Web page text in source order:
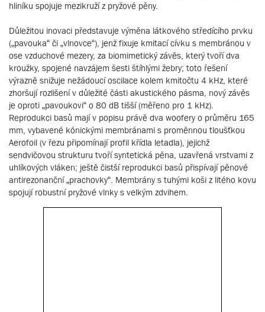
hliníku spojuje mezikruží z pryžové pěny.
Důležitou inovaci představuje výměna látkového středícího prvku
(„pavouka“ či „vlnovce“), jenž fixuje kmitací cívku s membránou v
ose vzduchové mezery, za biomimetický závěs, který tvoří dva
kroužky, spojené navzájem šesti štíhlými žebry; toto řešení
výrazně snižuje nežádoucí oscilace kolem kmitočtu 4 kHz, které
zhoršují rozlišení v důležité části akustického pásma, nový závěs
je oproti „pavoukovi“ o 80 dB tišší (měřeno pro 1 kHz).
Reprodukci basů mají v popisu právě dva woofery o průměru 165
mm, vybavené kónickými membránami s proměnnou tloušťkou
Aerofoil (v řezu připomínají profil křídla letadla), jejichž
sendvičovou strukturu tvoří syntetická pěna, uzavřená vrstvami z
uhlíkových vláken; ještě čistší reprodukci basů přispívají pěnové
antirezonanční „prachovky“. Membrány s tuhými koši z litého kovu
spojují robustní pryžové vlnky s velkým zdvihem.